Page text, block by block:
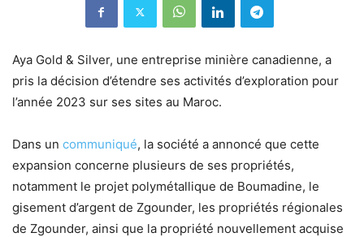
Aya Gold & Silver, une entreprise minière canadienne, a
pris la décision d’étendre ses activités d’exploration pour
l’année 2023 sur ses sites au Maroc.
Dans un communiqué, la société a annoncé que cette
expansion concerne plusieurs de ses propriétés,
notamment le projet polymétallique de Boumadine, le
gisement d’argent de Zgounder, les propriétés régionales
de Zgounder, ainsi que la propriété nouvellement acquise